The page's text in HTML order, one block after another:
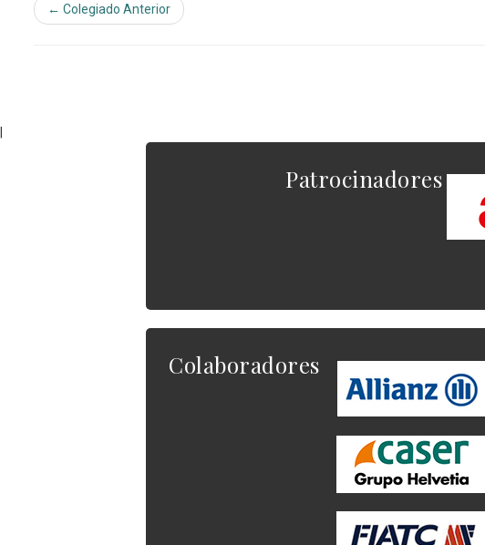
← Colegiado Anterior
|
Patrocinadores
Colaboradores